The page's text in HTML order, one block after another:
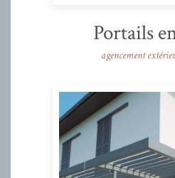
Portails
agencement